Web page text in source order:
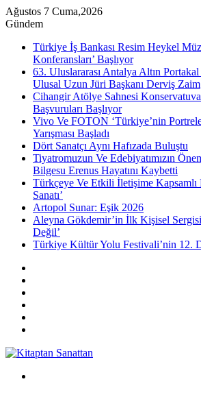
Ağustos 7 Cuma,2026
Gündem
Türkiye İş Bankası Resim Heykel
Konferansları’ Başlıyor
63. Uluslararası Antalya Altın
Ulusal Uzun Jüri Başkanı Derviş Zaim
Cihangir Atölye Sahnesi
Başvuruları Başlıyor
Vivo Ve FOTON ‘Türkiye’nin
Yarışması Başladı
Dört Sanatçı Aynı Hafızada Buluştu
Tiyatromuzun Ve Edebiyatımızın
Bilgesu Erenus Hayatını Kaybetti
Türkçeye Ve Etkili İletişime Kapsamlı
Sanatı’
Artopol Sunar: Eşik 2026
Aleyna Gökdemir’in İlk Kişisel
Değil’
Türkiye Kültür Yolu Festivali’nin 12.